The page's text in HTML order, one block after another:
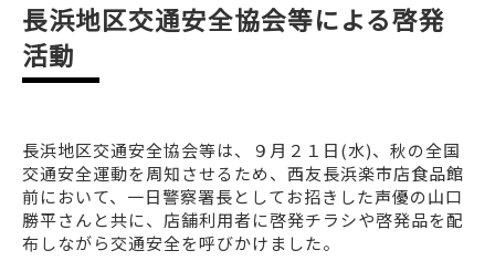
長浜地区交通安全協会等による啓発
活動
長浜地区交通安全協会等は、９月２１日(水)、秋の全国
交通安全運動を周知させるため、西友長浜楽市店食品館
前において、一日警察署長としてお招きした声優の山口
勝平さんと共に、店舗利用者に啓発チラシや啓発品を配
布しながら交通安全を呼びかけました。